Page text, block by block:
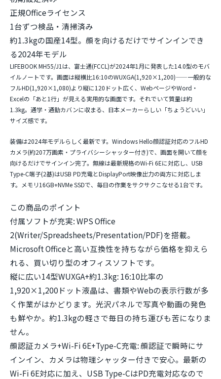
正規Officeライセンス
1台ずつ検品・清掃済み
約1.3kgの国産14型。顔を向けるだけでサインインでき
る2024年モデル
LIFEBOOK MH55/J1は、富士通(FCCL)が2024年1月に発表した14.0型のモバ
イルノートです。画面は縦横比16:10のWUXGA(1,920×1,200)——一般的な
フルHD(1,920×1,080)より縦に120ドット広く、WebページやWord・
Excelの「あと1行」が見える実用的な画面です。それでいて質量は約
1.3kg。通学・通勤カバンに収まる、日本メーカーらしい「ちょうどいい」
サイズ感です。
装備は2024年モデルらしく最新です。 Windows Hello顔認証対応のフルHD
カメラ(約207万画素・プライバシーシャッター付き)で、画面を開いて顔を
向けるだけでサインイン完了。無線は最新規格のWi-Fi 6Eに対応し、USB
Type-C端子(2基)はUSB PD充電とDisplayPort映像出力の両方に対応しま
す。メモリ16GB+NVMe SSDで、毎日の作業をサクサクこなせる1台です。
この商品のポイント
付属ソフトが充実:WPS Office
2(Writer/Spreadsheets/Presentation/PDF)を搭載。
Microsoft Officeと高い互換性を持ちながら価格を抑えら
れる、買い切り型のオフィスソフトです。
縦に広い14型WUXGA+約1.3kg: 16:10比率の
1,920×1,200ドット液晶は、書類やWebの表示行数が多
く作業がはかどります。光沢パネルで写真や動画の発色
も鮮やか。約1.3kgの軽さで毎日の持ち運びも苦になりま
せん。
顔認証カメラ+Wi-Fi 6E+Type-C充電:顔認証で瞬時にサ
インイン、カメラは物理シャッター付きで安心。最新の
Wi-Fi 6E対応に加え、USB Type-CはPD充電対応なので